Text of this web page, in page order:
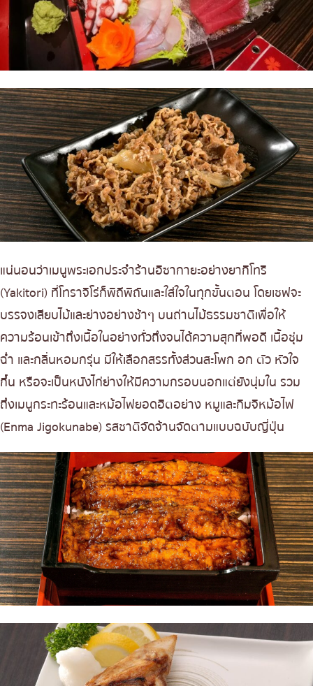
แน่นอนว่าเมนูพระเอกประจำร้านอิซากายะอย่างยากิโทริ
(Yakitori) ที่โทราจิโร่ก็พิถีพิถันและใส่ใจในทุกขั้นตอน โดยเชฟจะ
บรรจงเสียบไม้และย่างอย่างช้าๆ บนถ่านไม้ธรรมชาติเพื่อให้
ความร้อนเข้าถึงเนื้อในอย่างทั่วถึงจนได้ความสุกที่พอดี เนื้อชุ่ม
ฉ่ำ และกลิ่นหอมกรุ่น มีให้เลือกสรรทั้งส่วนสะโพก อก ตัว หัวใจ
กึ๋น หรือจะเป็นหนังไก่ย่างให้มีความกรอบนอกแต่ยังนุ่มใน รวม
ถึงเมนูกระทะร้อนและหม้อไฟยอดฮิตอย่าง หมูและกิมจิหม้อไฟ
(Enma Jigokunabe) รสชาติจัดจ้านจัดตามแบบฉบับญี่ปุ่น